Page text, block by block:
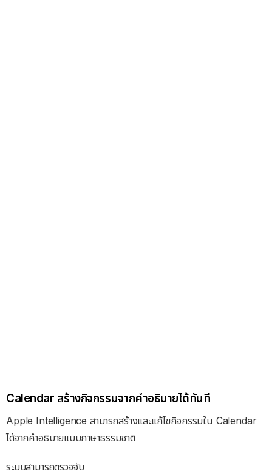
Calendar สร้างกิจกรรมจากคำอธิบายได้ทันที
Apple Intelligence สามารถสร้างและแก้ไขกิจกรรมใน Calendar
ได้จากคำอธิบายแบบภาษาธรรมชาติ
ระบบสามารถตรวจจับ